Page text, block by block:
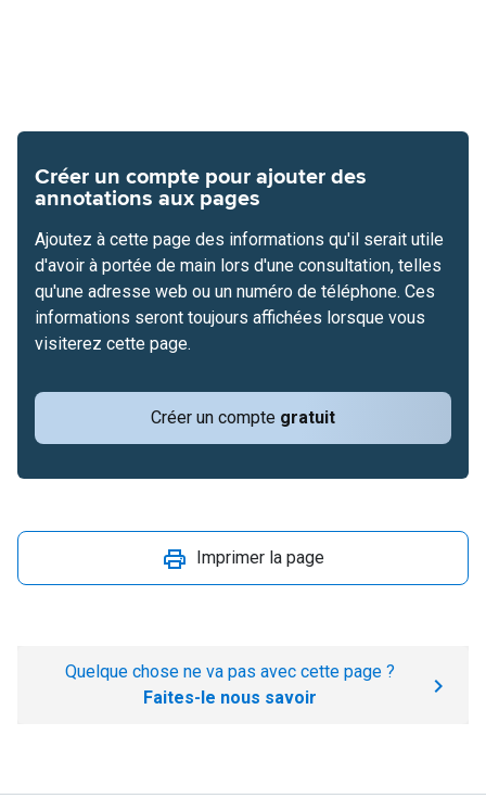
Créer un compte pour ajouter des
annotations aux pages
Créer un compte gratuit
Ajoutez à cette page des informations qu'il serait utile
d'avoir à portée de main lors d'une consultation, telles
qu'une adresse web ou un numéro de téléphone. Ces
informations seront toujours affichées lorsque vous
visiterez cette page.
Imprimer la page
Quelque chose ne va pas avec cette page ?
Faites-le nous savoir